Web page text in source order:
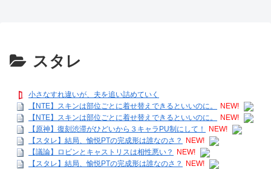
スタレ
小さなすれ違いが、夫を追い詰めていく
【NTE】スキンは部位ごとに着せ替えできるといいのに。
NEW!
【NTE】スキンは部位ごとに着せ替えできるといいのに。
NEW!
【原神】復刻渋滞がひどいから３キャラPU制にして！
NEW!
【スタレ】結局、愉悦PTの完成形は誰なのさ？
NEW!
【議論】ロビンとキャストリスは相性悪い？
NEW!
【スタレ】結局、愉悦PTの完成形は誰なのさ？
NEW!